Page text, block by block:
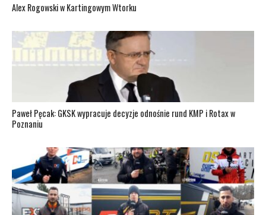
Alex Rogowski w Kartingowym Wtorku
Paweł Pęcak: GKSK wypracuje decyzje odnośnie rund KMP i Rotax w
Poznaniu